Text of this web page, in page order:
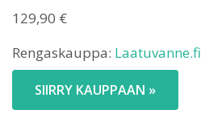
129,90 €
Rengaskauppa: Laatuvanne.fi
SIIRRY KAUPPAAN »